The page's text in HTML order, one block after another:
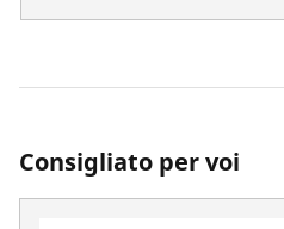
Consigliato per voi